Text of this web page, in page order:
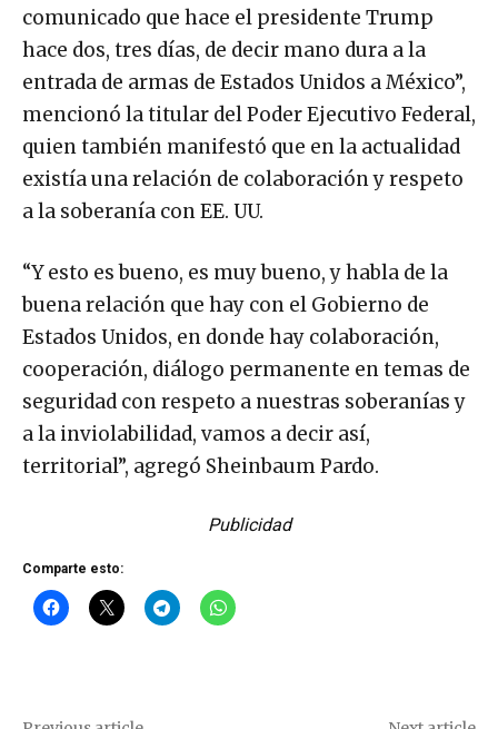
comunicado que hace el presidente Trump
hace dos, tres días, de decir mano dura a la
entrada de armas de Estados Unidos a México”,
mencionó la titular del Poder Ejecutivo Federal,
quien también manifestó que en la actualidad
existía una relación de colaboración y respeto
a la soberanía con EE. UU.
“Y esto es bueno, es muy bueno, y habla de la
buena relación que hay con el Gobierno de
Estados Unidos, en donde hay colaboración,
cooperación, diálogo permanente en temas de
seguridad con respeto a nuestras soberanías y
a la inviolabilidad, vamos a decir así,
territorial”, agregó Sheinbaum Pardo.
Publicidad
Comparte esto: